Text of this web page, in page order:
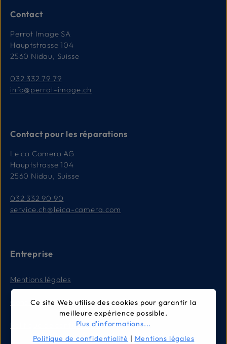
Contact
Perrot Image SA
Hauptstrasse 104
2560 Nidau, Suisse
032 332 79 79
info@perrot-image.ch
Contact pour les réparations
Leica Camera AG
Hauptstrasse 104
2560 Nidau, Suisse
032 332 90 90
service.ch@leica-camera.com
Entreprise
Mentions légales
Conditions générales
Politique de confidentialité
Ce site Web utilise des cookies pour garantir la
meilleure expérience possible.
Plus d'informations...
Politique de confidentialité | Mentions légales